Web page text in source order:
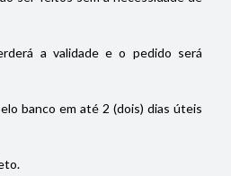
a validade e o pedido será
banco em até 2 (dois) dias úteis